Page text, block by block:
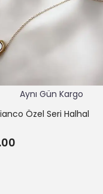
Aynı Gün Kargo
Özel Seri Halhal